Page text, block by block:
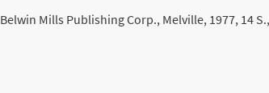
Belwin Mills Publishing Corp., Melville, 1977, 14